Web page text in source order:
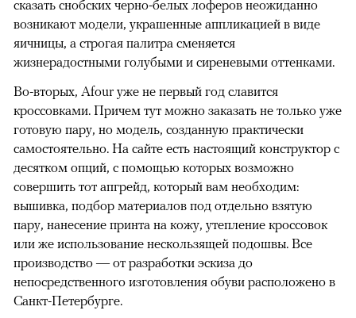
сказать снобских черно-белых лоферов неожиданно
возникают модели, украшенные аппликацией в виде
яичницы, а строгая палитра сменяется
жизнерадостными голубыми и сиреневыми оттенками.
Во-вторых, Afour уже не первый год славится
кроссовками. Причем тут можно заказать не только уже
готовую пару, но модель, созданную практически
самостоятельно. На сайте есть настоящий конструктор с
десятком опций, с помощью которых возможно
совершить тот апгрейд, который вам необходим:
вышивка, подбор материалов под отдельно взятую
пару, нанесение принта на кожу, утепление кроссовок
или же использование нескользящей подошвы. Все
производство — от разработки эскиза до
непосредственного изготовления обуви расположено в
Санкт-Петербурге.